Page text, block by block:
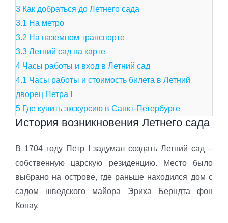
3 Как добраться до Летнего сада
3.1 На метро
3.2 На наземном транспорте
3.3 Летний сад на карте
4 Часы работы и вход в Летний сад
4.1 Часы работы и стоимость билета в Летний
дворец Петра I
5 Где купить экскурсию в Санкт-Петербурге
История возникновения Летнего сада
В 1704 году Петр I задумал создать Летний сад –
собственную царскую резиденцию. Место было
выбрано на острове, где раньше находился дом с
садом шведского майора Эриха Берндта фон
Конау.